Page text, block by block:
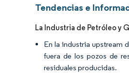
Tendencias e
La Industria de Petróleo y
En la industria upstream
fuera de los pozos de
residuales producidas.